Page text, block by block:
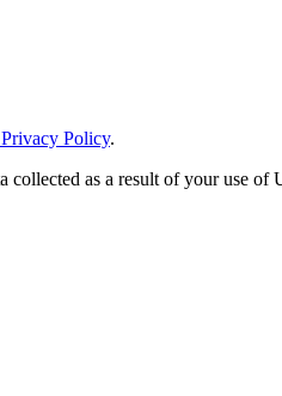
Policy.
as a result of your use of